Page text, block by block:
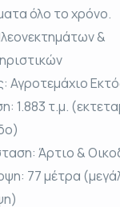
όλο το χρόνο.
&
Αγροτεμάχιο
1.883 τ.μ.
Άρτιο &
77 μέτρα